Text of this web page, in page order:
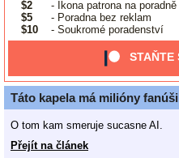
$2
- Ikona patrona na poradně
$5
- Poradna bez reklam
$10
- Soukromé poradenství
STAŇTE
Táto kapela má milióny
O tom kam smeruje sucasne AI.
Přejít na článek